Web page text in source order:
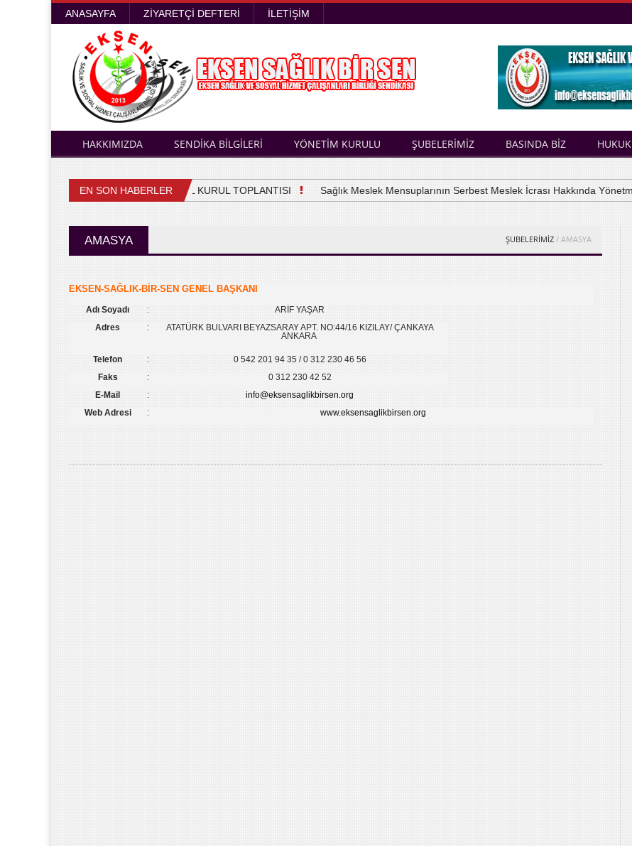
ANASAYFA ZIYARETÇI DEFTERI İLETIŞIM
HAKKIMIZDA SENDİKA BİLGİLERİ YÖNETİM KURULU ŞUBELERİMİZ BASINDA BİZ HUKUK
EN SON HABERLER
4. OLAĞAN GENEL KURUL TOPLANTISI Sağlık Meslek Mensuplarının Serbest Meslek İcrası Hakkında Yönetmelik
AMASYA ŞUBELERİMİZ / AMASYA
EKSEN-SAĞLIK-BİR-SEN GENEL BAŞKANI
Adı Soyadı :
ARİF YAŞAR
Adres
:
ATATÜRK BULVARI BEYAZSARAY APT. NO:44/16 KIZILAY/ ÇANKAYA
ANKARA
Telefon :
0 542 201 94 35 / 0 312 230 46 56
Faks
:
0 312 230 42 52
E-Mail
:
info@eksensaglikbirsen.org
Web Adresi
: www.eksensaglikbirsen.org